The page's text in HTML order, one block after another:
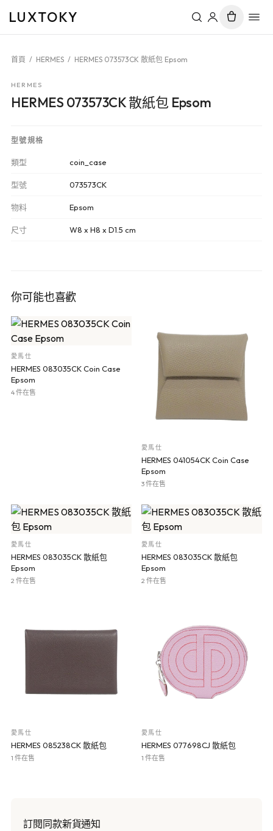
LUXTOKY
首頁 / HERMES / HERMES 073573CK 散紙包 Epsom
HERMES
HERMES 073573CK 散紙包 Epsom
型號規格
類型 coin_case
型號 073573CK
物料 Epsom
尺寸 W8 x H8 x D1.5 cm
你可能也喜歡
愛馬仕
HERMES 083035CK Coin Case
Epsom
4 件在售
愛馬仕
HERMES 041054CK Coin Case
Epsom
3 件在售
愛馬仕
HERMES 083035CK 散紙包
Epsom
2 件在售
愛馬仕
HERMES 083035CK 散紙包
Epsom
2 件在售
愛馬仕
HERMES 085238CK 散紙包
1 件在售
愛馬仕
HERMES 077698CJ 散紙包
1 件在售
訂閱同款新貨通知